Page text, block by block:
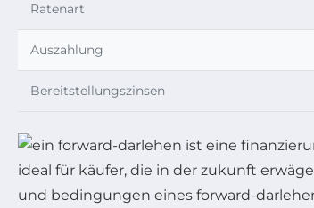
Ratenart
Auszahlung
Bereitstellungszinsen